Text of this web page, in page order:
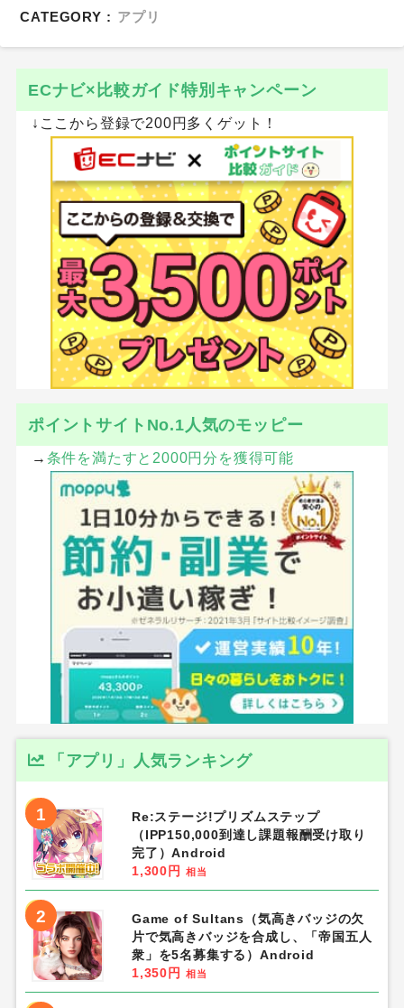
CATEGORY : アプリ
ECナビ×比較ガイド特別キャンペーン
↓ここから登録で200円多くゲット！
ポイントサイトNo.1人気のモッピー
→ 条件を満たすと2000円分を獲得可能
「アプリ」人気ランキング
1
Re:ステージ!プリズムステップ
（IPP150,000到達し課題報酬受け取り
完了）Android
1,300円
相当
2
Game of Sultans（気高きバッジの欠
片で気高きバッジを合成し、「帝国五人
衆」を5名募集する）Android
1,350円
相当